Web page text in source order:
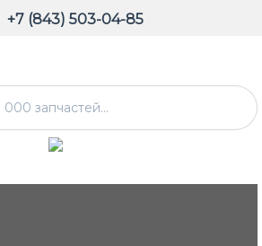
+7 (843) 503-04-85